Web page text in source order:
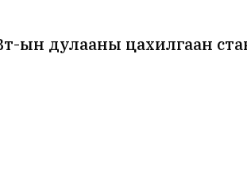
ын дулааны цахилгаан